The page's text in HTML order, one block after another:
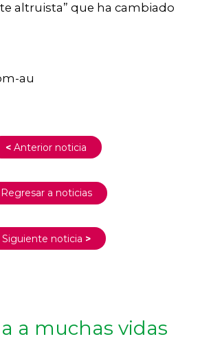
altruista” que ha cambiado
au
< Anterior noticia
Regresar a noticias
Siguiente noticia >
a muchas vidas